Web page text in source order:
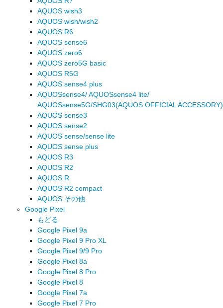
AQUOS wish3
AQUOS wish/wish2
AQUOS R6
AQUOS sense6
AQUOS zero6
AQUOS zero5G basic
AQUOS R5G
AQUOS sense4 plus
AQUOSsense4/ AQUOSsense4 lite/
AQUOSsense5G/SHG03(AQUOS OFFICIAL ACCESSORY)
AQUOS sense3
AQUOS sense2
AQUOS sense/sense lite
AQUOS sense plus
AQUOS R3
AQUOS R2
AQUOS R
AQUOS R2 compact
AQUOS その他
Google Pixel
もどる
Google Pixel 9a
Google Pixel 9 Pro XL
Google Pixel 9/9 Pro
Google Pixel 8a
Google Pixel 8 Pro
Google Pixel 8
Google Pixel 7a
Google Pixel 7 Pro